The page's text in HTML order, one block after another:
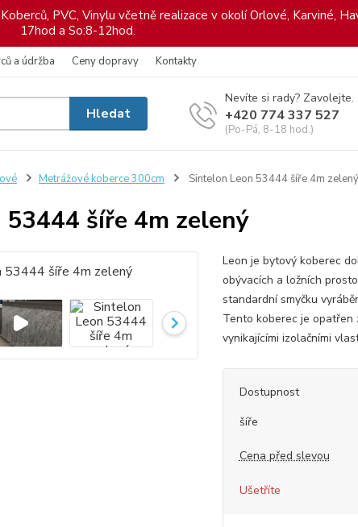
PVC, Vinylu včetně realizace v okolí Orlové, Karviné,
17hod a So:8-12hod.
a údržba Ceny dopravy Kontakty
Hledat
Nevíte si rady? Zavolejte.
+420 774 337 527
(Po-Pá, 8-18 hod.)
Metrážové koberce 300cm Sintelon Leon 53444 šíře 4m zelený
šíře 4m zelený
Leon je bytový koberec
obývacích a ložních
standardní smyčku
Tento koberec je opatřen
vynikajícími izolačními
Dostupnost
šíře
Cena před slevou
Ušetříte